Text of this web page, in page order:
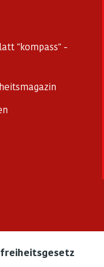
"kompass" -